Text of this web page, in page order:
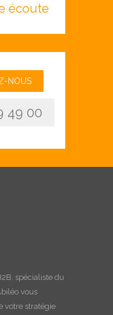
écoute
NOUS
49 00
, spécialiste du
vous
votre stratégie